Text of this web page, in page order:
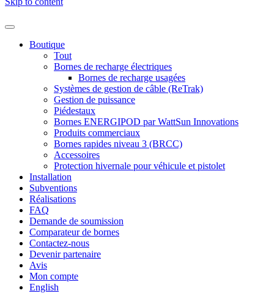
Boutique
Tout
Bornes de recharge électriques
Bornes de recharge usagées
Systèmes de gestion de câble (ReTrak)
Gestion de puissance
Piédestaux
Bornes ENERGIPOD par WattSun Innovations
Produits commerciaux
Bornes rapides niveau 3 (BRCC)
Accessoires
Protection hivernale pour véhicule et pistolet
Installation
Subventions
Réalisations
FAQ
Demande de soumission
Comparateur de bornes
Contactez-nous
Devenir partenaire
Avis
Mon compte
English